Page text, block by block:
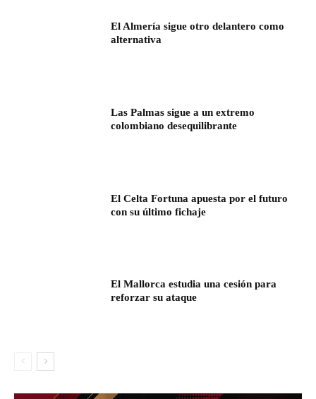
El Almería sigue otro delantero como
alternativa
Las Palmas sigue a un extremo
colombiano desequilibrante
El Celta Fortuna apuesta por el futuro
con su último fichaje
El Mallorca estudia una cesión para
reforzar su ataque